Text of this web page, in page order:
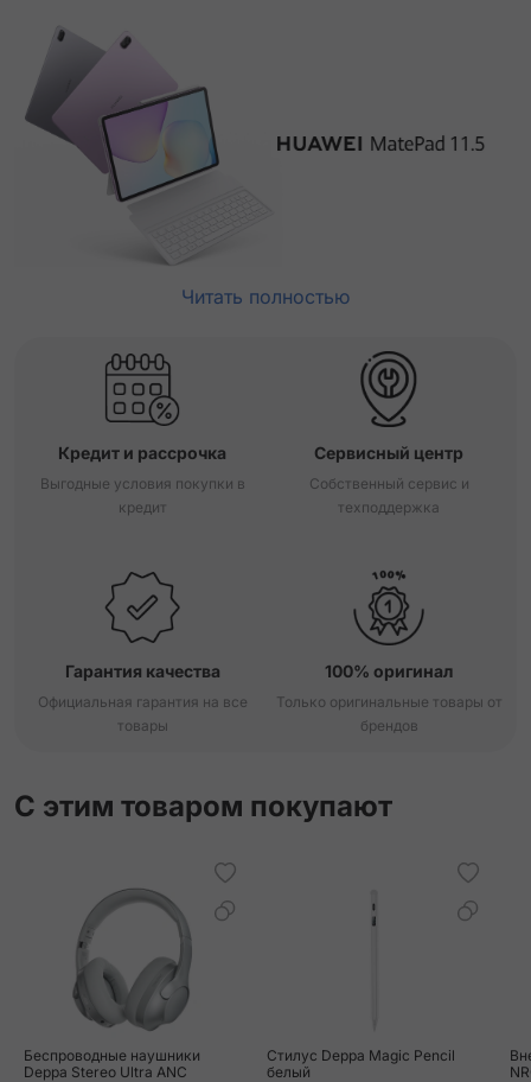
Читать полностью
Кредит и рассрочка
Выгодные условия покупки в
кредит
Сервисный центр
Собственный сервис и
техподдержка
Гарантия качества
Официальная гарантия на все
товары
100% оригинал
Только оригинальные товары от
брендов
С этим товаром покупают
Беспроводные наушники
Deppa Stereo Ultra ANC
Стилус Deppa Magic Pencil
белый